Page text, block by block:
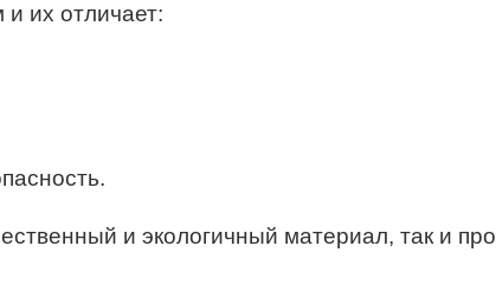
их отличает:
и экологичный материал, так и